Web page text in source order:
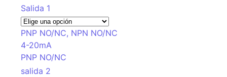
Salida 1
PNP NO/NC, NPN NO/NC
4-20mA
PNP NO/NC
salida 2